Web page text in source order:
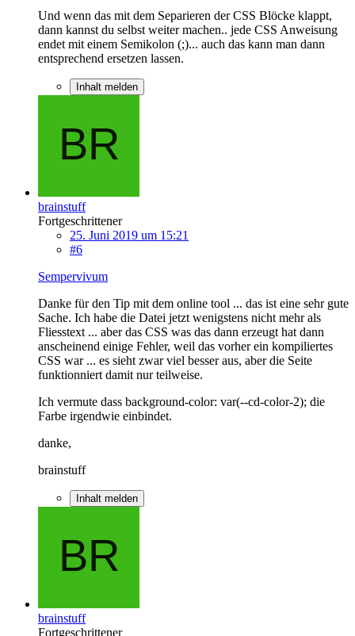
Und wenn das mit dem Separieren der CSS Blöcke klappt,
dann kannst du selbst weiter machen.. jede CSS Anweisung
endet mit einem Semikolon (;)... auch das kann man dann
entsprechend ersetzen lassen.
Inhalt melden
brainstuff
Fortgeschrittener
25. Juni 2019 um 15:21
#6
Sempervivum
Danke für den Tip mit dem online tool ... das ist eine sehr gute
Sache. Ich habe die Datei jetzt wenigstens nicht mehr als
Fliesstext ... aber das CSS was das dann erzeugt hat dann
anscheinend einige Fehler, weil das vorher ein kompiliertes
CSS war ... es sieht zwar viel besser aus, aber die Seite
funktionniert damit nur teilweise.
Ich vermute dass background-color: var(--cd-color-2); die
Farbe irgendwie einbindet.
danke,
brainstuff
Inhalt melden
brainstuff
Fortgeschrittener